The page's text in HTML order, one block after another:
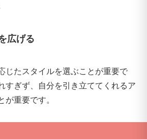
広げる
じたスタイルを選ぶことが重要で
すぎず、自分を引き立ててくれるア
が重要です。